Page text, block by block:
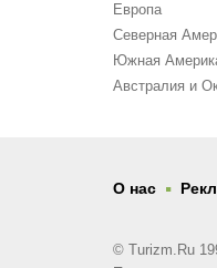
Европа
Северная
Южная
Австралия и
О нас .
© Turizm.Ru